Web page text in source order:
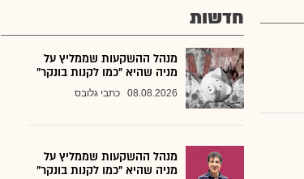
חדשות
מנהל ההשקעות שממליץ על
מניה שהיא "כמו לקנות בונקר"
08.08.2026 כתבי גלובס
מנהל ההשקעות שממליץ על
מניה שהיא "כמו לקנות בונקר"